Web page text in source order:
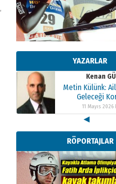
,
YAZARLAR
Kenan
Metin Külünk:
Geleceği
11 Mayıs 2026
Kenan
Metin Külünk:
Geleceği
11 Mayıs 2026
Kenan
Metin Külünk:
Geleceği
11 Mayıs 2026
◀
RÖPORTAJLAR